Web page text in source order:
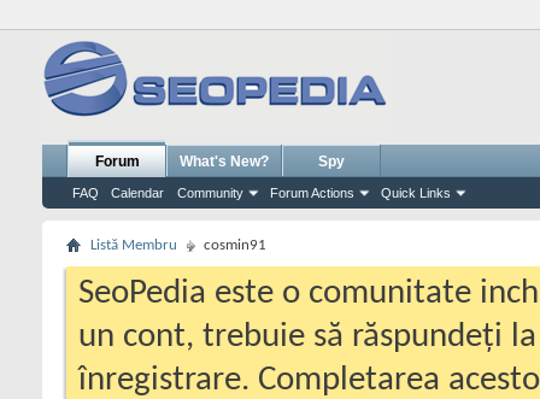
Forum
FAQ Calendar Community Forum Actions Quick Links
What's New? Spy
Listă Membru cosmin91
SeoPedia este o comunitate
un cont, trebuie să răspundeți
înregistrare. Completarea